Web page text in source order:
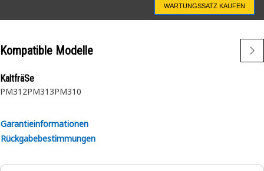
WARTUNGSSATZ KAUFEN
Kompatible Modelle
KaltfräSe
PM312PM313PM310
Garantieinformationen
Rückgabebestimmungen